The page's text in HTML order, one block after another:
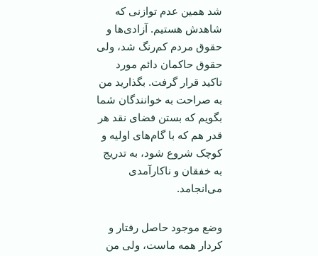
شد همین عدم توازنی که
شاهدش هستیم. آزادی‌ها و
حقوق مردم کم‌رنگ شد، ولی
حقوق حاکمان دائم مورد
تاکید قرار گرفت. بگذارید من
به صراحت به خوانندگان شما
بگویم که بستن فضای نقد هر
قدر هم که با گام‌های اولیه و
کوچک شروع شود، به تدریج
به خفقان و ناکارآمدی
می‌انجامد.
وضع موجود حاصل رفتار و
کردار همه ماست، ولی من